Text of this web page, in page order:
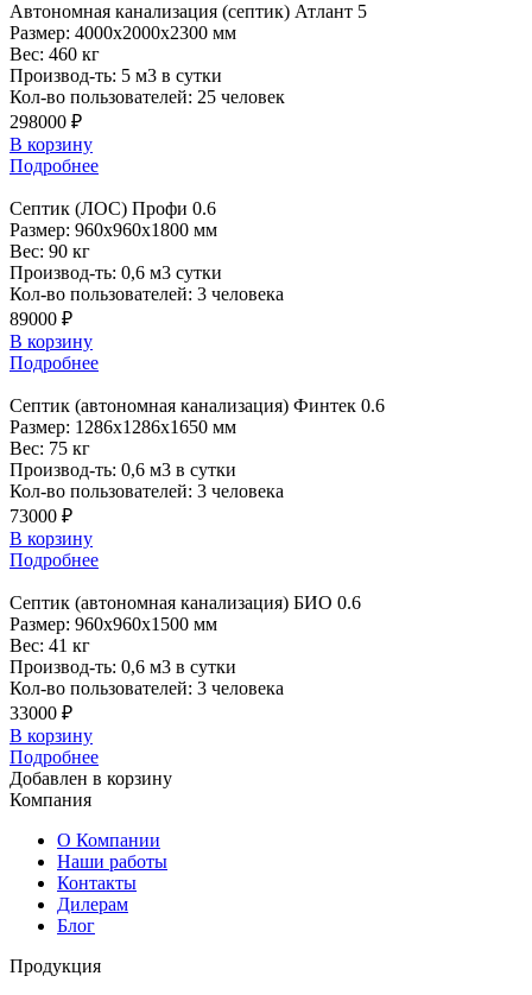
Автономная канализация (септик) Атлант 5
Размер: 4000x2000x2300 мм
Вес: 460 кг
Производ-ть: 5 м3 в сутки
Кол-во пользователей: 25 человек
298000 ₽
В корзину
Подробнее
Септик (ЛОС) Профи 0.6
Размер: 960x960x1800 мм
Вес: 90 кг
Производ-ть: 0,6 м3 сутки
Кол-во пользователей: 3 человека
89000 ₽
В корзину
Подробнее
Септик (автономная канализация) Финтек 0.6
Размер: 1286x1286x1650 мм
Вес: 75 кг
Производ-ть: 0,6 м3 в сутки
Кол-во пользователей: 3 человека
73000 ₽
В корзину
Подробнее
Септик (автономная канализация) БИО 0.6
Размер: 960x960x1500 мм
Вес: 41 кг
Производ-ть: 0,6 м3 в сутки
Кол-во пользователей: 3 человека
33000 ₽
В корзину
Подробнее
Добавлен в корзину
Компания
О Компании
Наши работы
Контакты
Дилерам
Блог
Продукция